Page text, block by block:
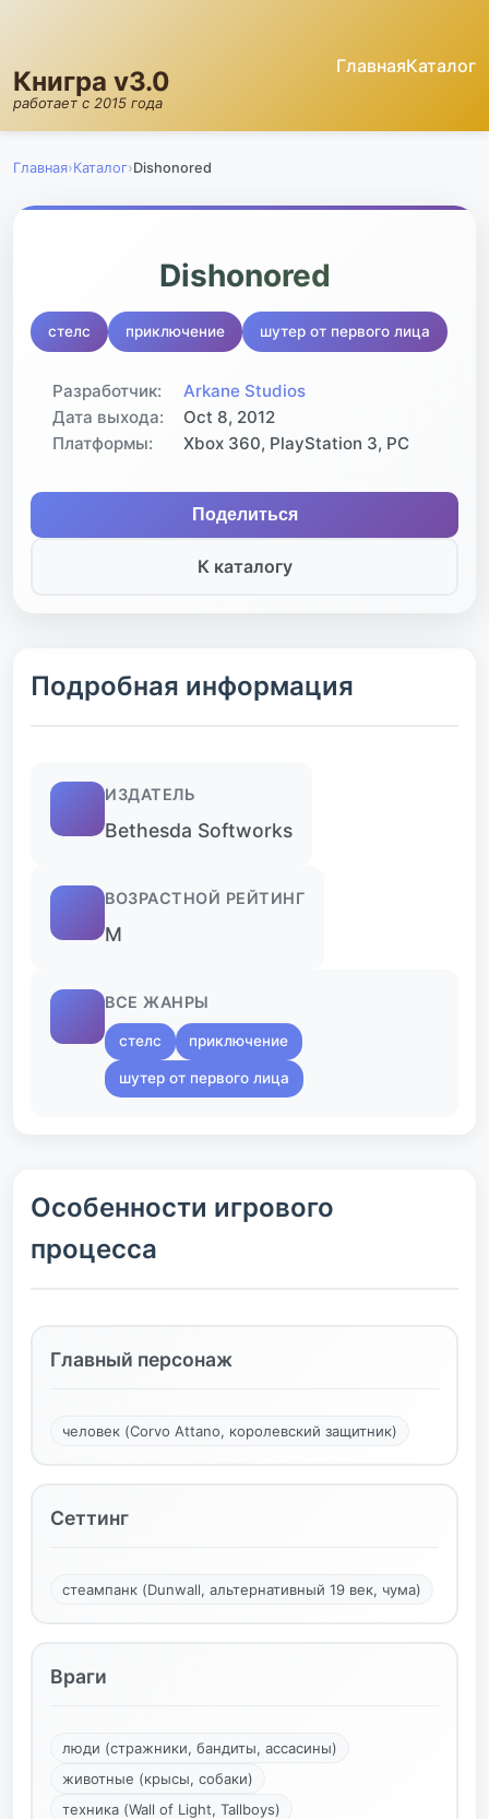
Книгра v3.0
работает с 2015 года
ГлавнаяКаталог
Главная›Каталог›Dishonored
76.5
Dishonored
стелс приключение шутер от первого лица
Разработчик:
Arkane Studios
Дата выхода:
Oct 8, 2012
Платформы:
Xbox 360, PlayStation 3, PC
Поделиться
К каталогу
Подробная информация
ИЗДАТЕЛЬ
Bethesda Softworks
ВОЗРАСТНОЙ РЕЙТИНГ
M
ВСЕ ЖАНРЫ
стелс приключение
шутер от первого лица
Особенности игрового
процесса
Главный персонаж
человек (Corvo Attano, королевский защитник)
Сеттинг
стеампанк (Dunwall, альтернативный 19 век, чума)
Враги
люди (стражники, бандиты, ассасины)
животные (крысы, собаки)
техника (Wall of Light, Tallboys)